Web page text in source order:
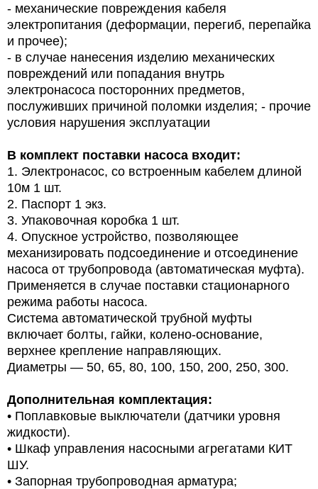
- механические повреждения кабеля
электропитания (деформации, перегиб, перепайка
и прочее);
- в случае нанесения изделию механических
повреждений или попадания внутрь
электронасоса посторонних предметов,
послуживших причиной поломки изделия; - прочие
условия нарушения эксплуатации
В комплект поставки насоса входит:
1. Электронасос, со встроенным кабелем длиной
10м 1 шт.
2. Паспорт 1 экз.
3. Упаковочная коробка 1 шт.
4. Опускное устройство, позволяющее
механизировать подсоединение и отсоединение
насоса от трубопровода (автоматическая муфта).
Применяется в случае поставки стационарного
режима работы насоса.
Система автоматической трубной муфты
включает болты, гайки, колено-основание,
верхнее крепление направляющих.
Диаметры — 50, 65, 80, 100, 150, 200, 250, 300.
Дополнительная комплектация:
• Поплавковые выключатели (датчики уровня
жидкости).
• Шкаф управления насосными агрегатами КИТ
ШУ.
• Запорная трубопроводная арматура;